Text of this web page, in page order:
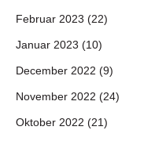
Februar 2023 (22)
Januar 2023 (10)
December 2022 (9)
November 2022 (24)
Oktober 2022 (21)